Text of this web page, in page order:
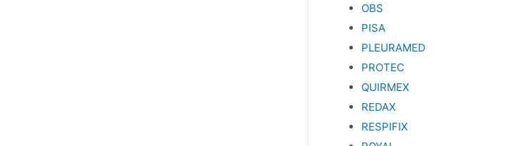
OBS
PISA
PLEURAMED
PROTEC
QUIRMEX
REDAX
RESPIFIX